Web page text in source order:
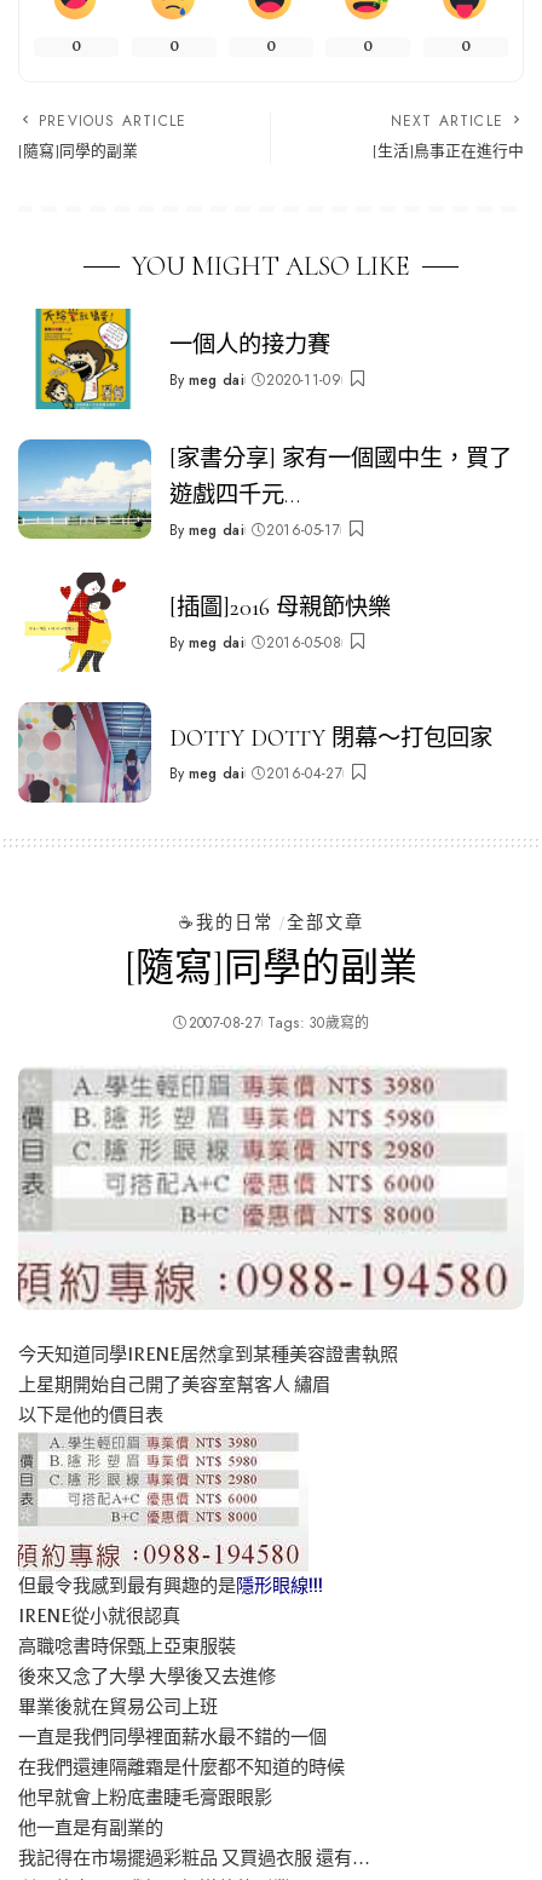
0 0 0 0 0
PREVIOUS ARTICLE
[隨寫]同學的副業
NEXT ARTICLE
[生活]鳥事正在進行中
YOU MIGHT ALSO LIKE
一個人的接力賽
Posted
By meg dai 2020-11-09
[家書分享] 家有一個國中生，買了
遊戲四千元…
Posted
By meg dai 2016-05-17
[插圖]2016 母親節快樂
Posted
By meg dai 2016-05-08
DOTTY DOTTY 閉幕～打包回家
Posted
By meg dai 2016-04-27
☕️我的日常 全部文章
[隨寫]同學的副業
2007-08-27 Tags: 30歲寫的
今天知道同學IRENE居然拿到某種美容證書執照
上星期開始自己開了美容室幫客人 繡眉
以下是他的價目表
但最令我感到最有興趣的是隱形眼線!!!
IRENE從小就很認真
高職唸書時保甄上亞東服裝
後來又念了大學 大學後又去進修
畢業後就在貿易公司上班
一直是我們同學裡面薪水最不錯的一個
在我們還連隔離霜是什麼都不知道的時候
他早就會上粉底畫睫毛膏跟眼影
他一直是有副業的
我記得在市場擺過彩粧品 又買過衣服 還有…